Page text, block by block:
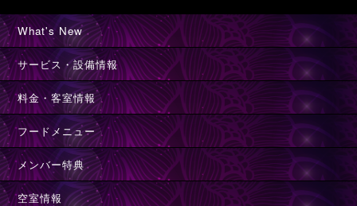
What's New
サービス・設備情報
料金・客室情報
フードメニュー
メンバー特典
空室情報